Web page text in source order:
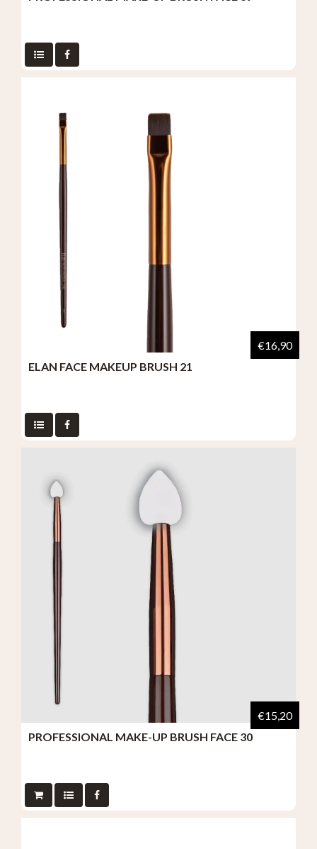
ELAN FACE MAKEUP BRUSH 21
€16,90
PROFESSIONAL MAKE-UP BRUSH FACE 30
€15,20